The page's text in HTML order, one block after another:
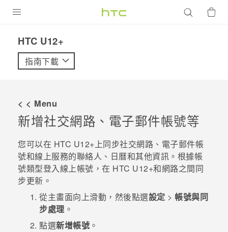
VIVE
配件
優惠專區
焦點訊息
校園專案
銷售門市
銷售通路
VIVELAND
HTC U12+‎
指南下載
< < Menu
新增社交網路、電子郵件帳號等
您可以在 HTC U12+‍上同步社交網路、電子郵件帳
號和線上服務的聯絡人、日曆和其他資訊。根據帳
號類型登入線上帳號，在 HTC U12+‍和網路之間同
步更新。
從主畫面向上滑動，然後點選設定 > 帳號與同
步處理 。
點選新增帳號 。